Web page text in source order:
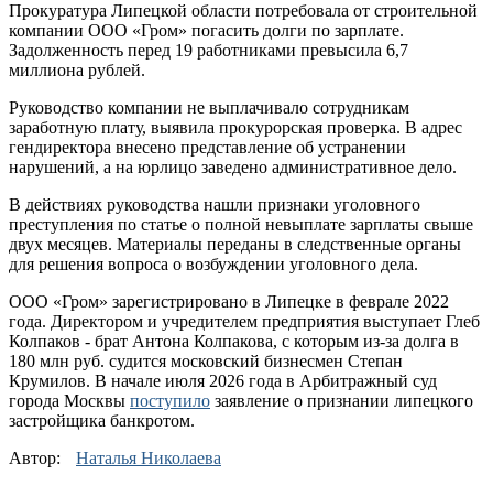
Прокуратура Липецкой области потребовала от строительной
компании ООО «Гром» погасить долги по зарплате.
Задолженность перед 19 работниками превысила 6,7
миллиона рублей.
Руководство компании не выплачивало сотрудникам
заработную плату, выявила прокурорская проверка. В адрес
гендиректора внесено представление об устранении
нарушений, а на юрлицо заведено административное дело.
В действиях руководства нашли признаки уголовного
преступления по статье о полной невыплате зарплаты свыше
двух месяцев. Материалы переданы в следственные органы
для решения вопроса о возбуждении уголовного дела.
ООО «Гром» зарегистрировано в Липецке в феврале 2022
года. Директором и учредителем предприятия выступает Глеб
Колпаков - брат Антона Колпакова, с которым из-за долга в
180 млн руб. судится московский бизнесмен Степан
Крумилов. В начале июля 2026 года в Арбитражный суд
города Москвы поступило заявление о признании липецкого
застройщика банкротом.
Автор:
Наталья Николаева